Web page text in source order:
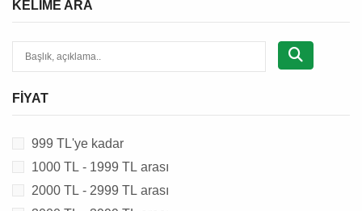
KELIME ARA
FIYAT
999 TL'ye kadar
1000 TL - 1999 TL arası
2000 TL - 2999 TL arası